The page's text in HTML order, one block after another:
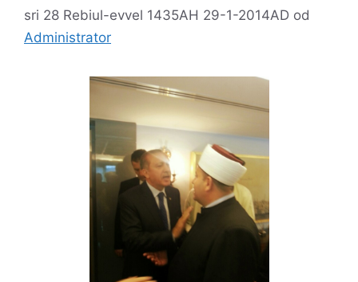
sri 28 Rebiul-evvel 1435AH 29-1-2014AD od
Administrator